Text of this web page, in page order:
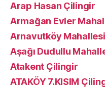
Arap Hasan Çilingir
Armağan Evler
Arnavutköy
Aşağı Dudullu
Atakent Çilingir
ATAKÖY 7.KISIM